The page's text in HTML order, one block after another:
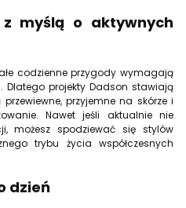
myślą o aktywnych
codzienne przygody wymagają
Dlatego projekty Dadson stawiają
przyjemne na skórze i
Nawet jeśli aktualnie nie
możesz spodziewać się stylów
trybu życia współczesnych
dzień